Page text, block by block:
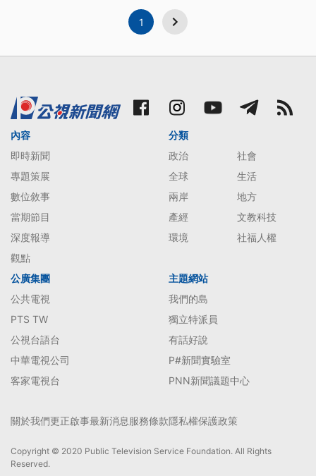
1
內容
即時新聞
專題策展
數位敘事
當期節目
深度報導
觀點
分類
政治
社會
全球
生活
兩岸
地方
產經
文教科技
環境
社福人權
公廣集團
公共電視
PTS TW
公視台語台
中華電視公司
客家電視台
主題網站
我們的島
獨立特派員
有話好說
P#新聞實驗室
PNN新聞議題中心
關於我們更正啟事最新消息服務條款隱私權保護政策
Copyright © 2020 Public Television Service Foundation. All Rights
Reserved.